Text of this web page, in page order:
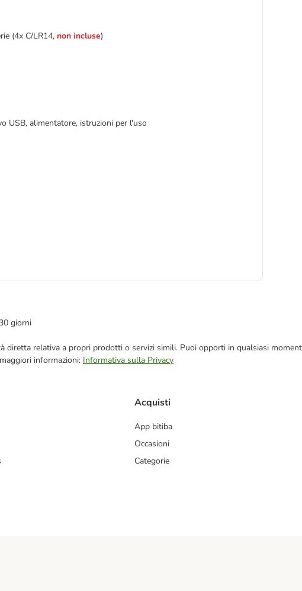
(4x C/LR14, non incluse)
USB, alimentatore, istruzioni per l'uso
giorni
relativa a propri prodotti o servizi simili. Puoi opporti in qualsiasi
informazioni: Informativa sulla Privacy
Acquisti
App bitiba
Occasioni
Categorie